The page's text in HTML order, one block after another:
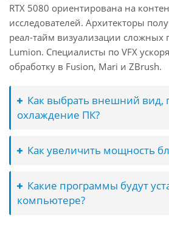
RTX 5080 ориентирована на
исследователей. Архитекторы
реал-тайм визуализации сложных
Lumion. Специалисты по VFX
обработку в Fusion, Mari и ZBrush.
Как выбрать внешний вид,
охлаждение ПК?
Как увеличить мощность
Какие программы будут
компьютере?